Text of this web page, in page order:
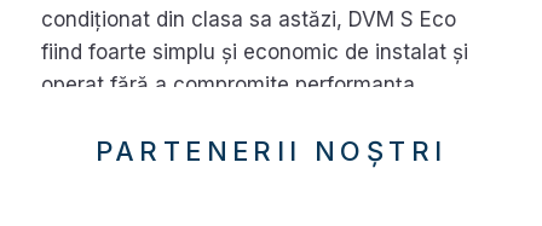
condiționat din clasa sa astăzi, DVM S Eco
fiind foarte simplu și economic de instalat și
operat fără a compromite performanța.
PARTENERII NOȘTRI